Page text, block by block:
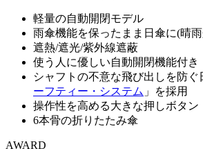
軽量の自動開閉モデル
雨傘機能を保ったまま日傘に(晴
遮熱/遮光/紫外線遮蔽
使う人に優しい自動開閉機能付き
シャフトの不意な飛び出しを防ぐ
ーフティー・システム 」を採用
操作性を高める大きな押しボタン
6本骨の折りたたみ傘
AWARD